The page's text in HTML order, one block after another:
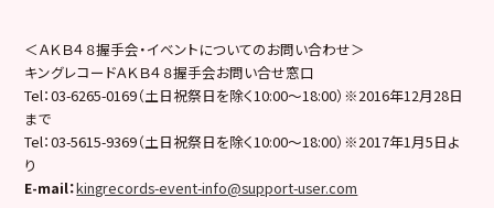
＜ＡＫＢ４８握手会・イベントについてのお問い合わせ＞
キングレコードＡＫＢ４８握手会お問い合せ窓口
Tel：03-6265-0169（土日祝祭日を除く10:00〜18:00）※2016年12月28日
まで
Tel：03-5615-9369（土日祝祭日を除く10:00〜18:00）※2017年1月5日よ
り
E-mail：kingrecords-event-info@support-user.com